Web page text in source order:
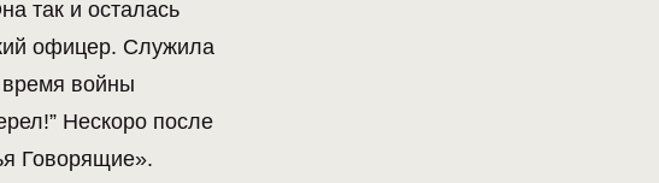
так и осталась
офицер. Служила
войны
Нескоро после
Говорящие».